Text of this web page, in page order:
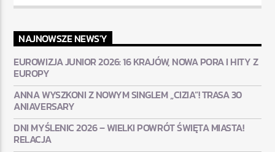
NAJNOWSZE NEWS'Y
EUROWIZJA JUNIOR 2026: 16 KRAJÓW, NOWA PORA I HITY Z
EUROPY
ANNA WYSZKONI Z NOWYM SINGLEM „CIZIA”! TRASA 30
ANIAVERSARY
DNI MYŚLENIC 2026 – WIELKI POWRÓT ŚWIĘTA MIASTA!
RELACJA